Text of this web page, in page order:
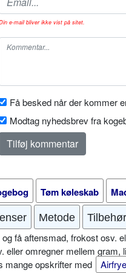
e-mail bliver ikke vist på sitet.
Få besked når der kommer
Modtag nyhedsbrev fra
Tøm køleskab
Metode Tilbehør
få aftensmad, frokost osv.
eller omregner mellem
mange opskrifter med